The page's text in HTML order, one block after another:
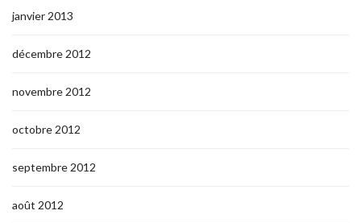
janvier 2013
décembre 2012
novembre 2012
octobre 2012
septembre 2012
août 2012